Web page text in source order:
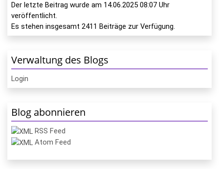
Der letzte Beitrag wurde am 14.06.2025 08:07 Uhr
veröffentlicht.
Es stehen insgesamt 2411 Beiträge zur Verfügung.
Verwaltung des Blogs
Login
Blog abonnieren
RSS Feed
Atom Feed